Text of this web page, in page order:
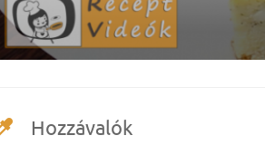
Hozzávalók